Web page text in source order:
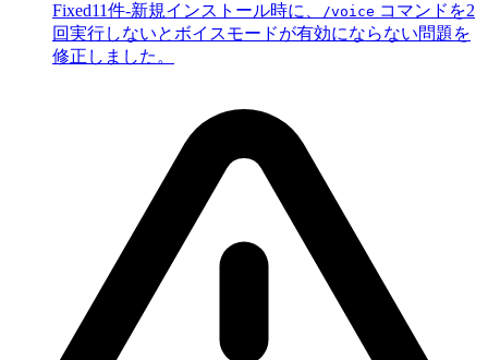
Fixed11件-新規インストール時に、 /voice コマンドを2
回実行しないとボイスモードが有効にならない問題を
修正しました。